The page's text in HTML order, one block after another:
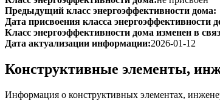
Предыдущий класс энергоэффективности дома:
Дата присвоения класса энергоэффективности
Класс энергоэффективности дома изменен в
Дата актуализации информации:2026-01-12
Конструктивные элементы,
Информация о конструктивных элементах,